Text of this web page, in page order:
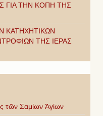
ΓΙΑ ΤΗΝ ΚΟΠΗ ΤΗΣ
ΚΑΤΗΧΗΤΙΚΩΝ
ΤΗΣ ΙΕΡΑΣ
τῶν Σαμίων Ἁγίων